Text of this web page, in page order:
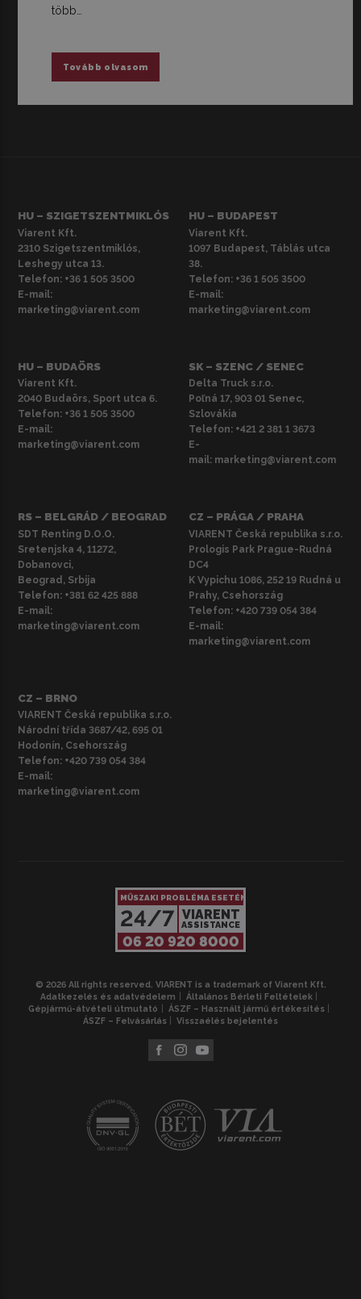
több…
Tovább olvasom
HU – SZIGETSZENTMIKLÓS
Viarent Kft.
2310 Szigetszentmiklós,
Leshegy utca 13.
Telefon: +36 1 505 3500
E-mail:
marketing@viarent.com
HU – BUDAPEST
Viarent Kft.
1097 Budapest, Táblás utca
38.
Telefon: +36 1 505 3500
E-mail:
marketing@viarent.com
HU – BUDAÖRS
Viarent Kft.
2040 Budaörs, Sport utca 6.
Telefon: +36 1 505 3500
E-mail:
marketing@viarent.com
SK – SZENC / SENEC
Delta Truck s.r.o.
Poľná 17, 903 01 Senec,
Szlovákia
Telefon: +421 2 381 1 3673
E-
mail: marketing@viarent.com
RS – BELGRÁD / BEOGRAD
SDT Renting D.O.O.
Sretenjska 4, 11272,
Dobanovci,
Beograd, Srbija
Telefon: +381 62 425 888
E-mail:
marketing@viarent.com
CZ – PRÁGA / PRAHA
VIARENT Česká republika s.r.o.
Prologis Park Prague-Rudná
DC4
K Vypichu 1086, 252 19 Rudná u
Prahy, Csehország
Telefon: +420 739 054 384
E-mail:
marketing@viarent.com
CZ – BRNO
VIARENT Česká republika s.r.o.
Národní třída 3687/42, 695 01
Hodonín, Csehország
Telefon: +420 739 054 384
E-mail:
marketing@viarent.com
MŰSZAKI PROBLÉMA ESETÉN
24/7 VIARENT
ASSISTANCE
06 20 920 8000
© 2026 All rights reserved. VIARENT is a trademark of Viarent Kft.
Adatkezelés és adatvédelem
Általános Bérleti Feltételek
Gépjármű-átvételi útmutató
ÁSZF – Használt jármű értékesítés
ÁSZF – Felvásárlás
Visszaélés bejelentés